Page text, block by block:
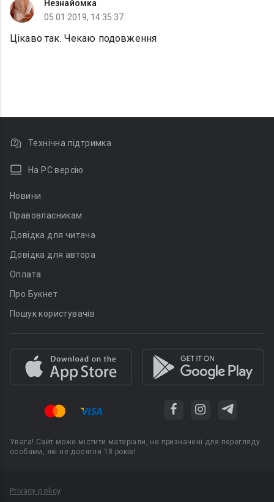
Незнайомка
05.01.2019, 14:35:37
Цікаво так. Чекаю подовження
Технічна підтримка
На PC версію
Новини
Правовласникам
Довідка для читача
Довідка для автора
Оплата
Про Букнет
Пошук користувачів
Увага! Сайт може містити матеріали, не призначені для перегляду
особами, які не досягли 18 років!
Privacy policy